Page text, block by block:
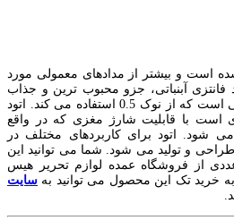
شده است و بیشتر از مدادهای معمولی مورد
فانتزی آبنباتی، جزو محبوب ترین و جذاب
ترین مدل های اتود یا مداد نوکی است که از نوک 0.5 استفاده می کند. اتود
است با قابلیت شارژ مغزی که در واقع
شود. اتود برای کاربردهای مختلف در
و تولید می شود. شما می توانید این
را در بسته های 18 عددی از فروشگاه عمده لوازم تحریر هیس
خرید تک این محصول می توانید به سایت